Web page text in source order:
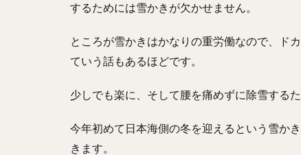
するためには雪かきが欠かせません。
ところが雪かきはかなりの重労働なので、ド
ていう話もあるほどです。
少しでも楽に、そして腰を痛めずに除雪する
今年初めて日本海側の冬を迎えるという雪か
きます。